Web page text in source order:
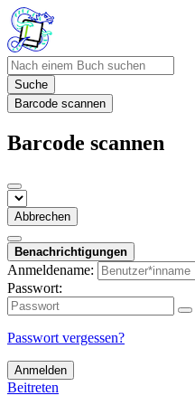
Suche
Barcode scannen
Barcode scannen
Abbrechen
Benachrichtigungen
Anmeldename:
Passwort:
Passwort vergessen?
Anmelden
Beitreten